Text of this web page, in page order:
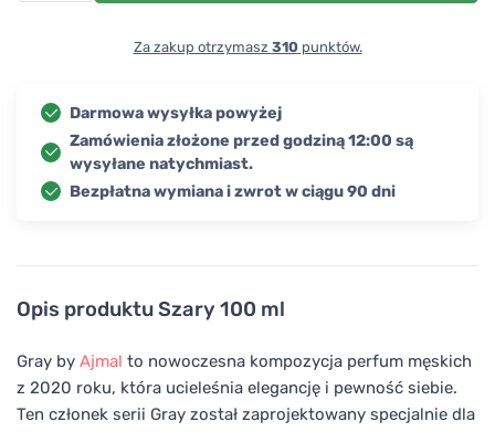
Opis produktuSzary 100 ml
Gray by Ajmal to nowoczesna kompozycja perfum męskich
z 2020 roku, która ucieleśnia elegancję i pewność siebie.
Ten członek serii Gray został zaprojektowany specjalnie dla
Za zakup otrzymasz 310punktów.
Darmowa wysyłka powyżej
Zamówienia złożone przed godziną 12:00 są
wysyłane natychmiast.
Bezpłatna wymiana i zwrot w ciągu 90 dni